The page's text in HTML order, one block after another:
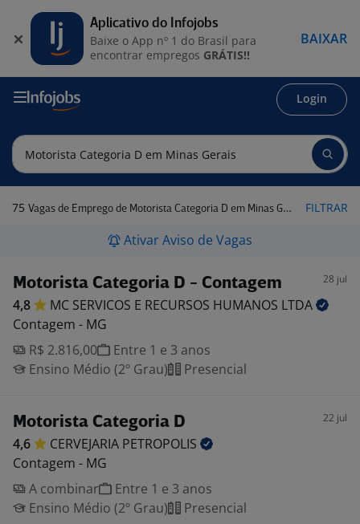
Login
75 Vagas de Emprego de Motorista Categoria D em Minas Gerais FILTRAR
Ativar Aviso de Vagas
Motorista Categoria D - Contagem 28 jul
4,8 MC SERVICOS E RECURSOS HUMANOS LTDA
Contagem - MG
R$ 2.816,00
Entre 1 e 3 anos
Ensino Médio (2º Grau)
Presencial
Motorista Categoria D 22 jul
4,6 CERVEJARIA PETROPOLIS
Contagem - MG
A combinar
Entre 1 e 3 anos
Ensino Médio (2º Grau)
Presencial
Aplicativo do Infojobs
Baixe o App nº 1 do Brasil para
encontrar empregos GRÁTIS!!
BAIXAR